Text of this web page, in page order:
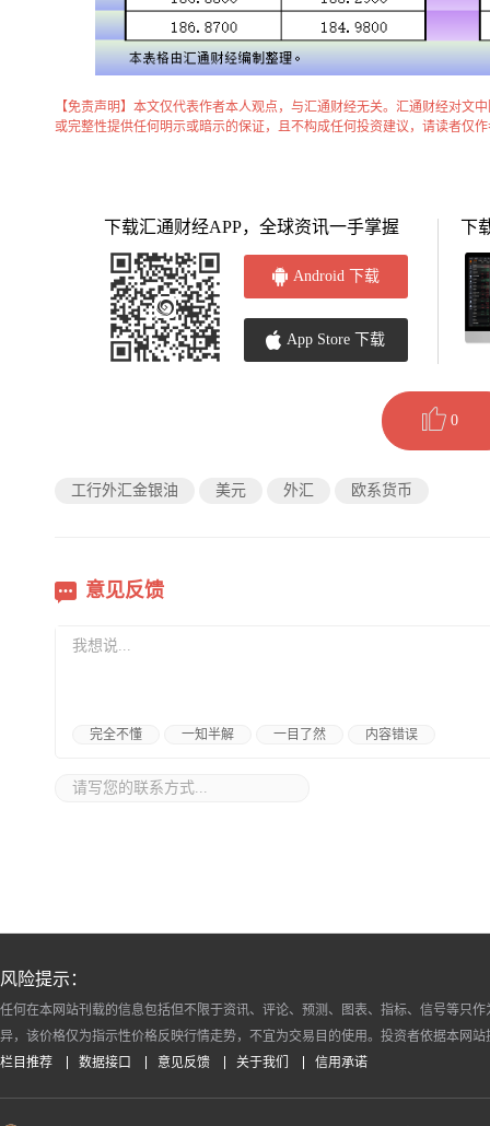
【免责声明】本文仅代表作者本人观点，与汇通财经无关。汇通财经对文
或完整性提供任何明示或暗示的保证，且不构成任何投资建议，请读者仅
下载汇通财经APP，全球资讯一手掌握
Android 下载
App Store 下载
下
0
工行外汇金银油 美元 外汇 欧系货币
意见反馈
完全不懂 一知半解 一目了然 内容错误
风险提示：
任何在本网站刊载的信息包括但不限于资讯、评论、预测、图表、指标、信号等只
异，该价格仅为指示性价格反映行情走势，不宜为交易目的使用。投资者依据本网
栏目推荐
数据接口 意见反馈 关于我们 信用承诺